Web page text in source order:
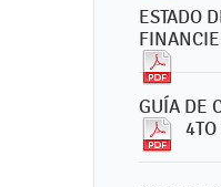
ESTADO
GUÍA DE
4TO